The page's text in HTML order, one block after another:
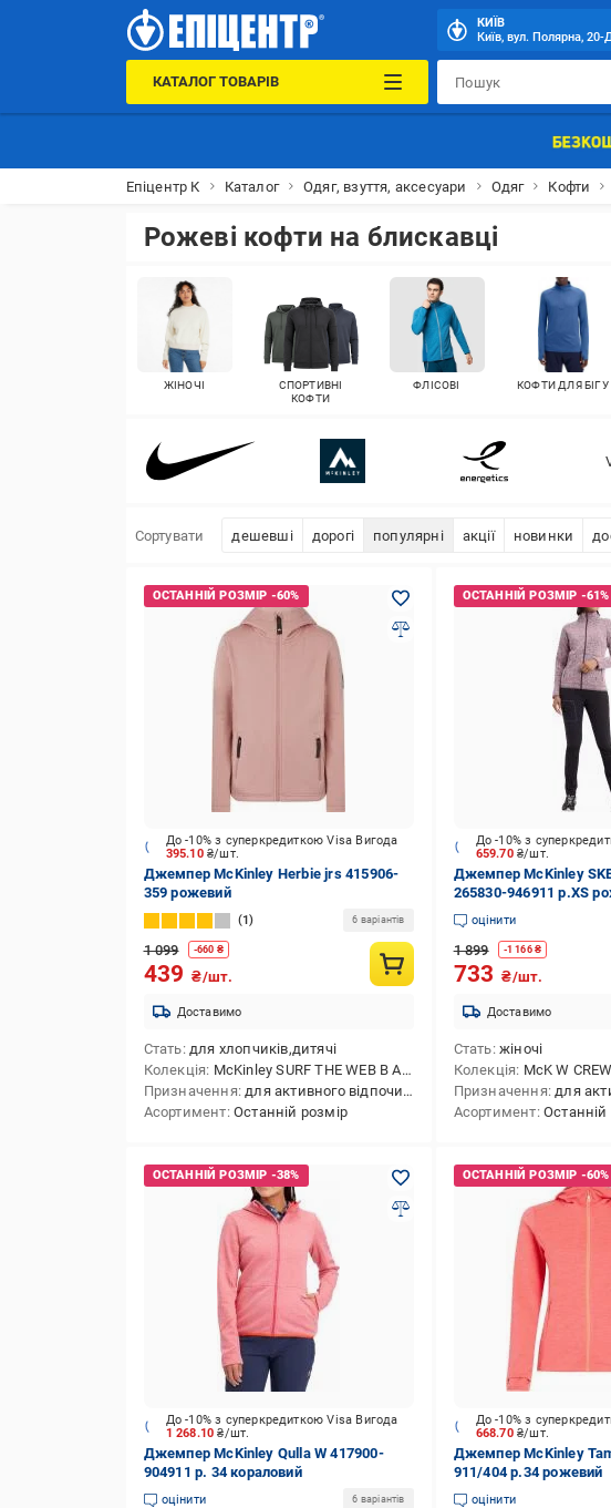
КИЇВ
Київ, вул. Полярна, 20-
КАТАЛОГ ТОВАРІВ
Епіцентр К Каталог Одяг, взуття, аксесуари Одяг Кофти
Рожеві кофти на блискавці
ЖІНОЧІ
СПОРТИВНІ
КОФТИ
ФЛІСОВІ КОФТИ ДЛЯ БІГУ
Сортувати дешевші дорогі популярні акції новинки
395.10 ₴/шт.
До -10% з суперкредиткою Visa Вигода
Джемпер McKinley Herbie jrs 415906-
359 рожевий
1 6 варіантів
1 099 -660 ₴
439 ₴/шт.
Доставимо
Стать для хлопчиків,дитячі
Колекція McKinley SURF THE WEB B AW2122
Призначення для активного відпочинку,для лижного спорту,для сноубордингу,для зимових видів спорту
Асортимент Останній розмір
659.70₴/шт.
До -10% з
Джемпер McKinley
265830-946911 р.XS
оцінити
1 899 -1 166₴
733 ₴/шт.
Доставимо
Стать жіночі
Колекція McK W
Призначення для активного відпочинку,для
Асортимент Останній
1 268.10₴/шт.
До -10% з суперкредиткою Visa Вигода
Джемпер McKinley Qulla W 417900-
904911 р. 34 кораловий
оцінити 6 варіантів
668.70₴/шт.
До -10% з
Джемпер McKinley
911/404 р.34 рожевий
оцінити